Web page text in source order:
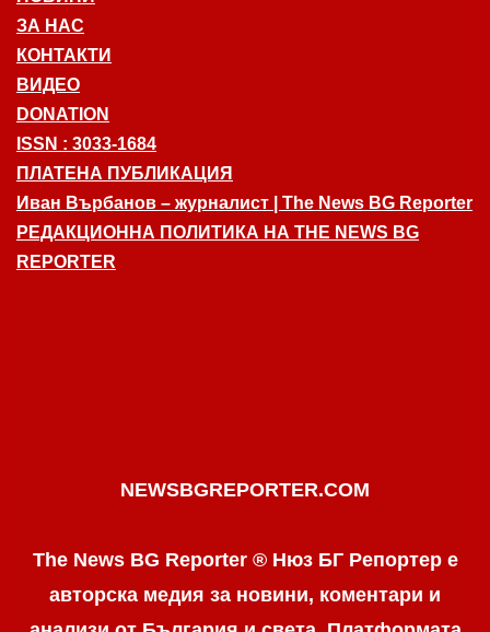
ЗА НАС
КОНТАКТИ
ВИДЕО
DONATION
ISSN : 3033-1684
ПЛАТЕНА ПУБЛИКАЦИЯ
Иван Върбанов – журналист | The News BG Reporter
РЕДАКЦИОННА ПОЛИТИКА НА THE NEWS BG
REPORTER
NEWSBGREPORTER.COM
The News BG Reporter ® Нюз БГ Репортер е
авторска медия за новини, коментари и